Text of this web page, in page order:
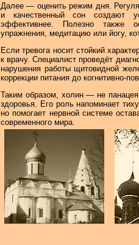
Далее — оценить режим дня.
и качественный сон создают
эффективнее. Полезно также
упражнения, медитацию или йогу,
Если тревога носит стойкий
к врачу. Специалист проведёт
нарушения работы щитовидной
коррекции питания до когнитивно-
Таким образом, холин — не
здоровья. Его роль напоминает
но помогает нервной системе
современного мира.